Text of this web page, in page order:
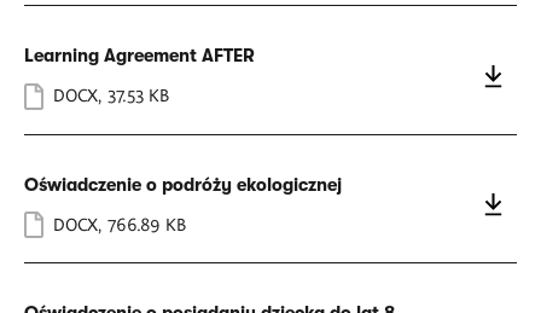
Learning Agreement AFTER
DOCX, 37.53 KB
Oświadczenie o podróży ekologicznej
DOCX, 766.89 KB